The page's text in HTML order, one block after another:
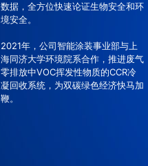
数据，全方位快速论证生物安全和环
境安全。
2021年，公司智能涂装事业部与上
海同济大学环境院系合作，推进废气
零排放中VOC挥发性物质的CCR冷
凝回收系统，为双碳绿色经济快马加
鞭。